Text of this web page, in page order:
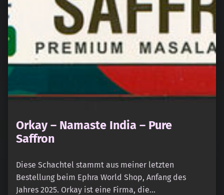
Orkay – Namaste India – Pure
Saffron
Diese Schachtel stammt aus meiner letzten
Bestellung beim Ephra World Shop, Anfang des
Jahres 2025. Orkay ist eine Firma, die…